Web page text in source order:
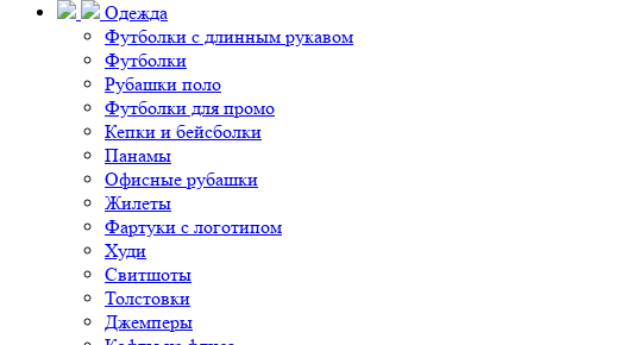
Одежда
Футболки с длинным рукавом
Футболки
Рубашки поло
Футболки для промо
Кепки и бейсболки
Панамы
Офисные рубашки
Жилеты
Фартуки с логотипом
Худи
Свитшоты
Толстовки
Джемперы